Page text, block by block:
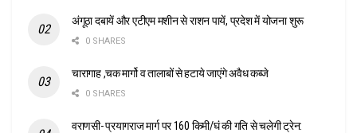
अंगूठा दबायें और एटीएम मशीन से राशन पायें, प्रदेश में योजना शुरू
0 SHARES
चारागाह ,चक मार्गो व तालाबों से हटाये जाएंगे अवैध कब्जे
0 SHARES
वराणसी- प्रयागराज मार्ग पर 160 किमी/घं की गति से चलेगी ट्रेन: